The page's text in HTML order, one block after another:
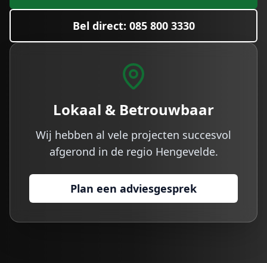
Bel direct: 085 800 3330
Lokaal & Betrouwbaar
Wij hebben al vele projecten succesvol
afgerond in de regio Hengevelde.
Plan een adviesgesprek